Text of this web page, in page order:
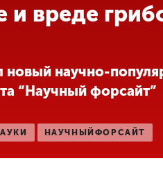
и вреде
новый научно-
“Научный форсайт”
НАУЧНЫЙФОРСАЙТ